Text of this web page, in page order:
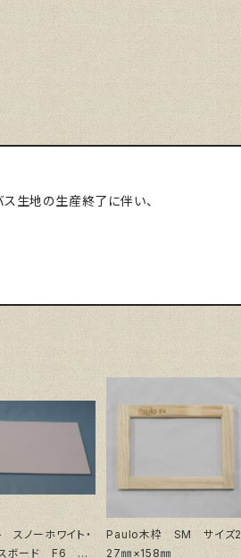
ス生地の生産終了に伴い、
スノーホワイト・
スボード F6 サ
Paulo木枠 SM サイズ2
27㎜×158㎜